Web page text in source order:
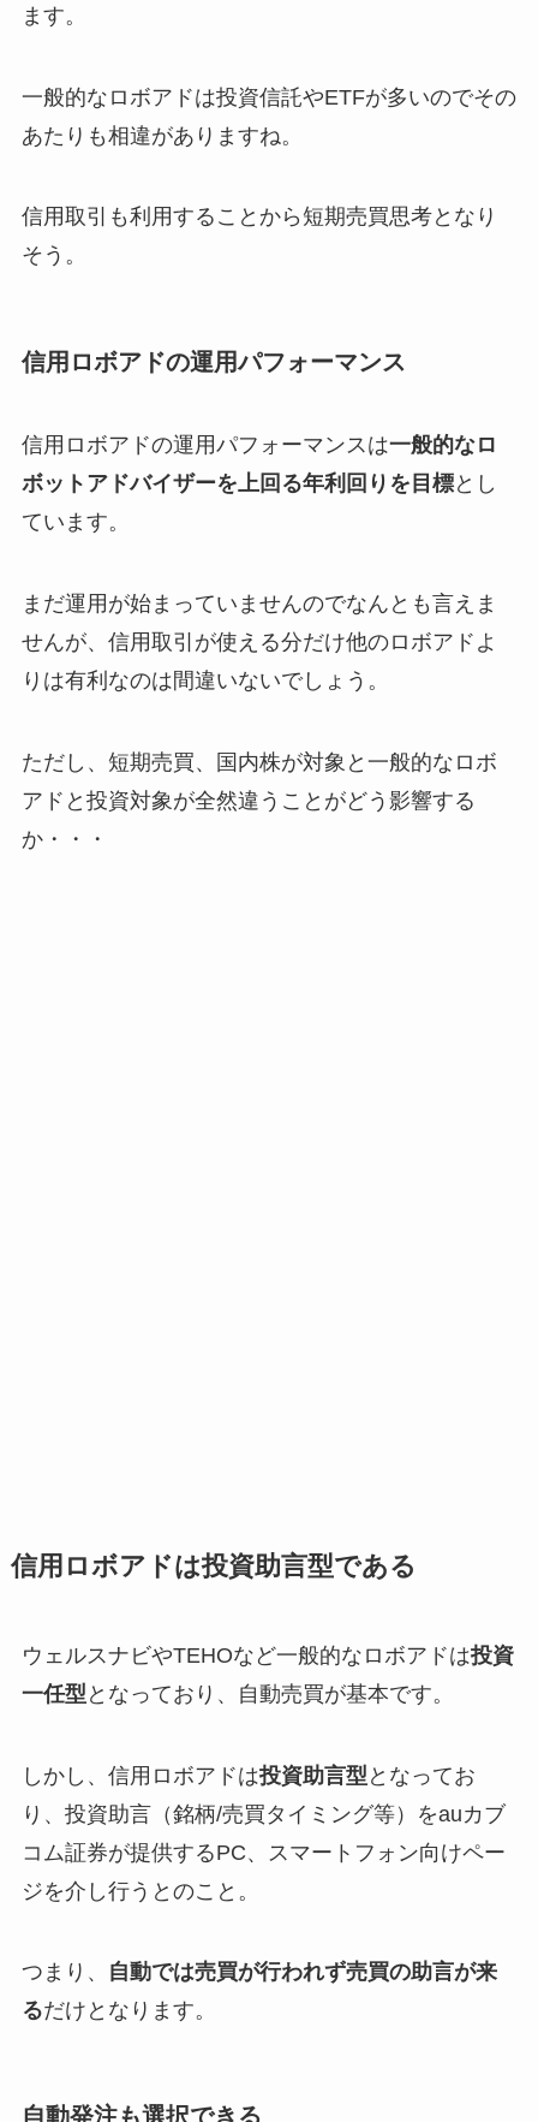
ます。
一般的なロボアドは投資信託やETFが多いのでその
あたりも相違がありますね。
信用取引も利用することから短期売買思考となり
そう。
信用ロボアドの運用パフォーマンス
信用ロボアドの運用パフォーマンスは一般的なロ
ボットアドバイザーを上回る年利回りを目標とし
ています。
まだ運用が始まっていませんのでなんとも言えま
せんが、信用取引が使える分だけ他のロボアドよ
りは有利なのは間違いないでしょう。
ただし、短期売買、国内株が対象と一般的なロボ
アドと投資対象が全然違うことがどう影響する
か・・・
信用ロボアドは投資助言型である
ウェルスナビやTEHOなど一般的なロボアドは投資
一任型 となっており、自動売買が基本です。
しかし、信用ロボアドは投資助言型 となってお
り、投資助言（銘柄/売買タイミング等）をauカブ
コム証券が提供するPC、スマートフォン向けペー
ジを介し行うとのこと。
つまり、
自動では売買が行われず売買の助言が来
るだけとなります。
自動発注も選択できる